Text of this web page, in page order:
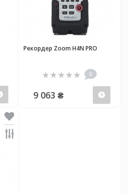
Предзаказ
Рекордер Zoom H4N PRO
0
9 063 ₴